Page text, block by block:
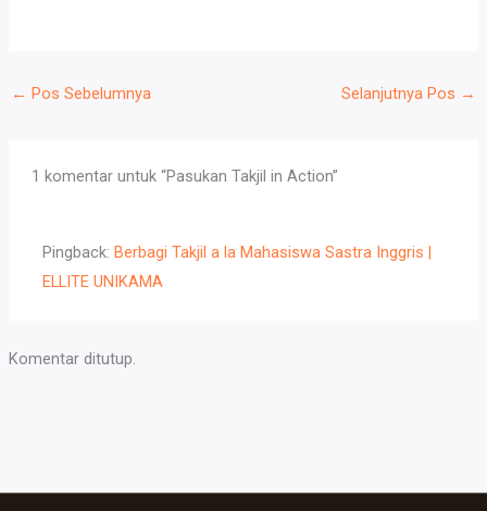
← Pos Sebelumnya Selanjutnya Pos →
1 komentar untuk “Pasukan Takjil in Action”
Pingback:Berbagi Takjil a la Mahasiswa Sastra Inggris |
ELLITE UNIKAMA
Komentar ditutup.